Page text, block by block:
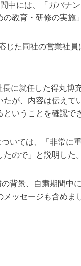
中には、「ガバナ
教育・研修の実施
じた同社の営業社
に就任した得丸博
が、内容は伝え
いうことを確認で
いては、「非常に
ので」と説明した。
背景、自粛期間中
メッセージも含め